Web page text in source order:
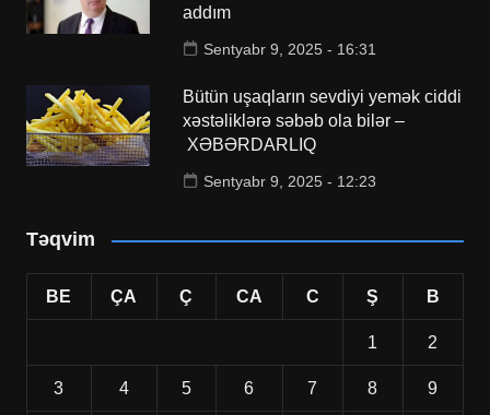
addım
Sentyabr 9, 2025 - 16:31
Bütün uşaqların sevdiyi yemək ciddi
xəstəliklərə səbəb ola bilər –
XƏBƏRDARLIQ
Sentyabr 9, 2025 - 12:23
Təqvim
BE ÇA Ç CA C Ş B
1 2
3 4 5 6 7 8 9